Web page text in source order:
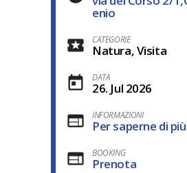
enio
CATEGORIE
Natura, Visita
DATA
26. Jul 2026
INFORMAZIONI
Per saperne di più
BOOKING
Prenota